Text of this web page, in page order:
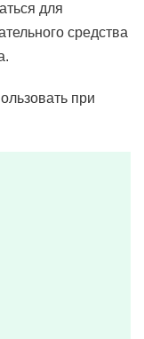
для
средства
при